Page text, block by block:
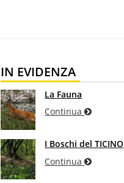
IN EVIDENZA
La Fauna
Continua
I Boschi del TICINO
Continua